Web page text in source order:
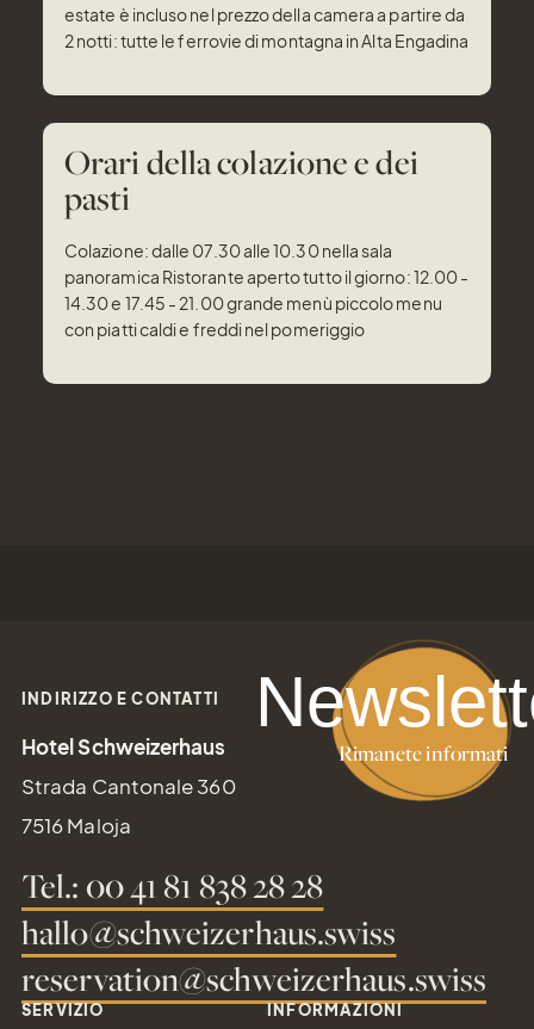
estate è incluso nel prezzo della camera a partire da
2 notti: tutte le ferrovie di montagna in Alta Engadina
Orari della colazione e dei
pasti
Colazione: dalle 07.30 alle 10.30 nella sala
panoramica Ristorante aperto tutto il giorno: 12.00 -
14.30 e 17.45 - 21.00 grande menù piccolo menu
con piatti caldi e freddi nel pomeriggio
Rimanete informati
INDIRIZZO E CONTATTI
Hotel Schweizerhaus
Strada Cantonale 360
7516 Maloja
Tel.: 00 41 81 838 28 28
hallo@schweizerhaus.swiss
reservation@schweizerhaus.swiss
SERVIZIO INFORMAZIONI